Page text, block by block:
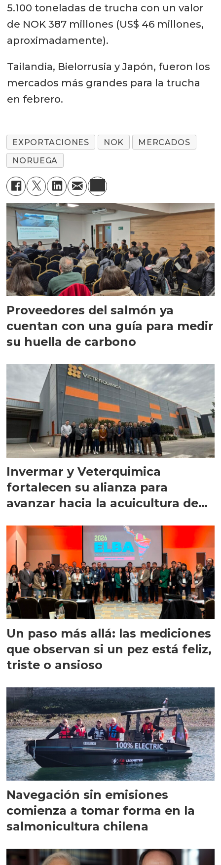
5.100 toneladas de trucha con un valor
de NOK 387 millones (US$ 46 millones,
aproximadamente).
Tailandia, Bielorrusia y Japón, fueron los
mercados más grandes para la trucha
en febrero.
EXPORTACIONES NOK
MERCADOS
NORUEGA
Proveedores del salmón ya
cuentan con una guía para medir
su huella de carbono
Invermar y Veterquimica
fortalecen su alianza para
avanzar hacia la acuicultura de
Un paso más allá: las mediciones
que observan si un pez está feliz,
triste o ansioso
Navegación sin emisiones
comienza a tomar forma en la
salmonicultura chilena